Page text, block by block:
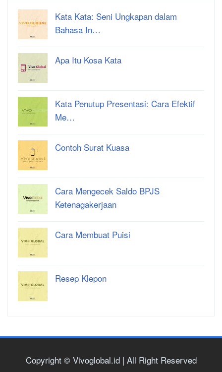
Kata Kata: Seni Ungkapan dalam
Bahasa In…
Apa Itu Kosa Kata
Kata Penutup Presentasi: Cara Efektif
Me…
Contoh Surat Kuasa
Cara Mengecek Saldo BPJS
Ketenagakerjaan
Cara Membuat Puisi
Resep Klepon
Copyright © Vivoglobal.id | All Right Reserved